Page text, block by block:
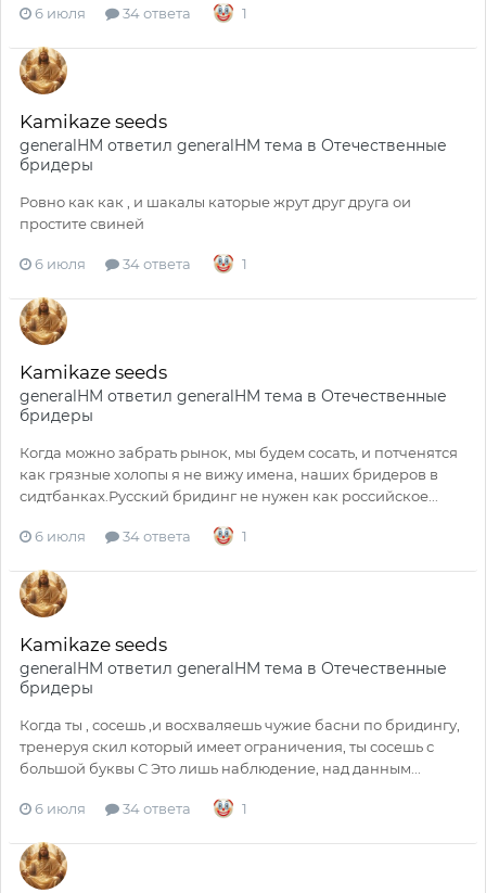
6 июля 34 ответа 1
Kamikaze seeds
generalHM ответил generalHM тема в Отечественные
бридеры
Ровно как как , и шакалы каторые жрут друг друга ои
простите свиней
6 июля 34 ответа 1
Kamikaze seeds
generalHM ответил generalHM тема в Отечественные
бридеры
Когда можно забрать рынок, мы будем сосать, и потченятся
как грязные холопы я не вижу имена, наших бридеров в
сидтбанках.Русский бридинг не нужен как российское...
6 июля 34 ответа 1
Kamikaze seeds
generalHM ответил generalHM тема в Отечественные
бридеры
Когда ты , сосешь ,и восхваляешь чужие басни по бридингу,
тренеруя скил который имеет ограничения, ты сосешь с
большой буквы С Это лишь наблюдение, над данным...
6 июля 34 ответа 1